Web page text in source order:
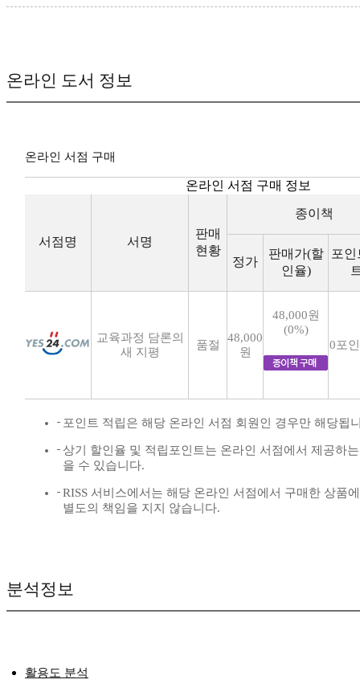
온라인 도서 정보
온라인 서점 구매
온라인 서점 구매 정보
서점명 서명
판매
현황
종이책
정가
판매가(할
인율)
포
교육과정 담론의
새 지평
품절
48,000
원
48,000원
(0%)
0포
포인트 적립은 해당 온라인 서점 회원인 경우만 해당됩
상기 할인율 및 적립포인트는 온라인 서점에서 제공하
을 수 있습니다.
RISS 서비스에서는 해당 온라인 서점에서 구매한 상품
별도의 책임을 지지 않습니다.
분석정보
활용도 분석